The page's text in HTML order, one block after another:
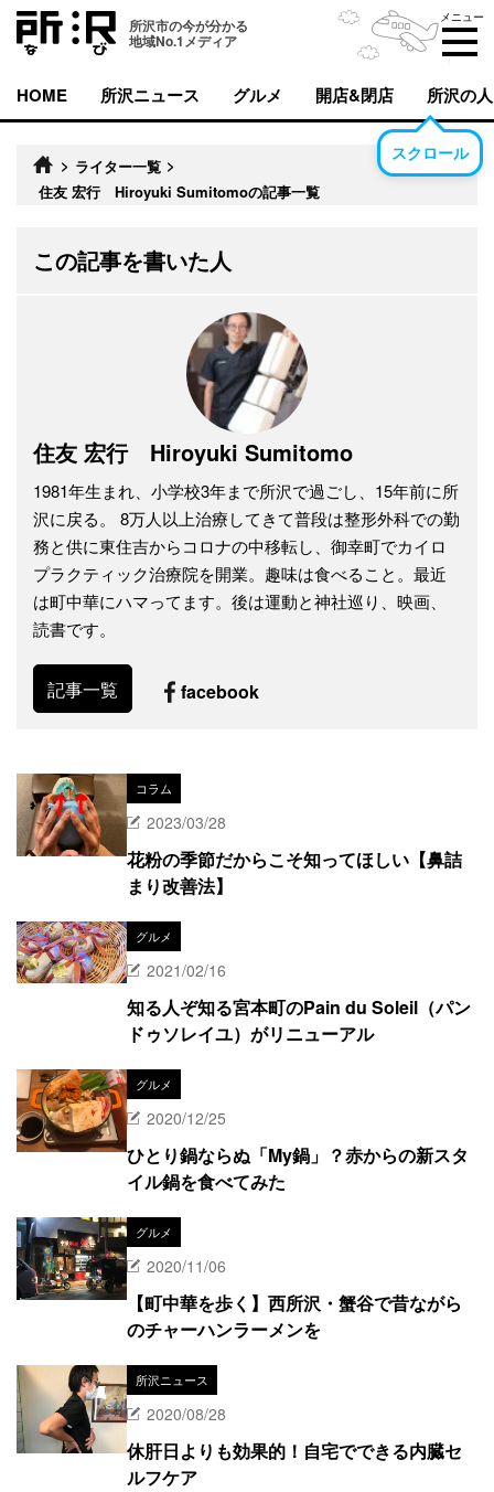
所沢市の今が分かる
地域No.1メディア
メニュー
HOME 所沢ニュース グルメ 開店&閉店 所沢の人
スクロール
> ライター一覧 >
住友 宏行 Hiroyuki Sumitomoの記事一覧
この記事を書いた人
住友 宏行 Hiroyuki Sumitomo
1981年生まれ、小学校3年まで所沢で過ごし、15年前に所
沢に戻る。 8万人以上治療してきて普段は整形外科での勤
務と供に東住吉からコロナの中移転し、御幸町でカイロ
プラクティック治療院を開業。趣味は食べること。最近
は町中華にハマってます。後は運動と神社巡り、映画、
読書です。
記事一覧 facebook
コラム
2023/03/28
花粉の季節だからこそ知ってほしい【鼻詰
まり改善法】
グルメ
2021/02/16
知る人ぞ知る宮本町のPain du Soleil（パン
ドゥソレイユ）がリニューアル
グルメ
2020/12/25
ひとり鍋ならぬ「My鍋」？赤からの新スタ
イル鍋を食べてみた
グルメ
2020/11/06
【町中華を歩く】西所沢・蟹谷で昔ながら
のチャーハンラーメンを
所沢ニュース
2020/08/28
休肝日よりも効果的！自宅でできる内臓セ
ルフケア